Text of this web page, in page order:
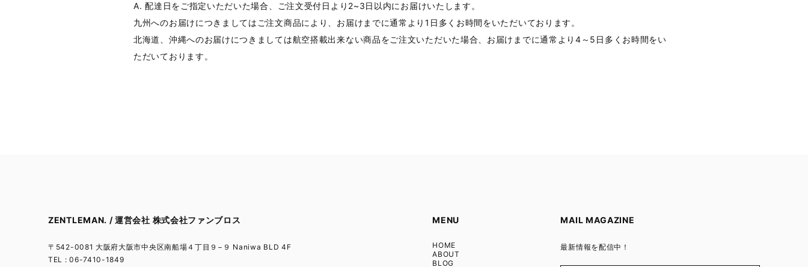
A. 配達日をご指定いただいた場合、ご注文受付日より2~3日以内にお届けいたします。
九州へのお届けにつきましてはご注文商品により、お届けまでに通常より1日多くお時間をいただいております。
北海道、沖縄へのお届けにつきましては航空搭載出来ない商品をご注文いただいた場合、お届けまでに通常より4～5日多くお時間をい
ただいております。
ZENTLEMAN. / 運営会社 株式会社ファンブロス
〒542-0081 大阪府大阪市中央区南船場４丁目９−９ Naniwa BLD 4F
TEL : 06-7410-1849
MENU
HOME
ABOUT
BLOG
MAIL MAGAZINE
最新情報を配信中！